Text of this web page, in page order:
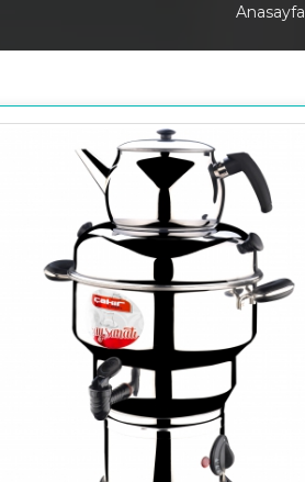
Anasayfa